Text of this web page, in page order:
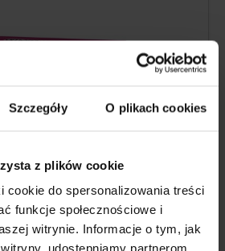
Szczegóły O plikach cookies
z plików cookie
cookie do spersonalizowania treści
funkcje społecznościowe i
witrynie. Informacje o tym, jak
udostępniamy partnerom
3 numa dose diária:600
activos:ácido fólico,